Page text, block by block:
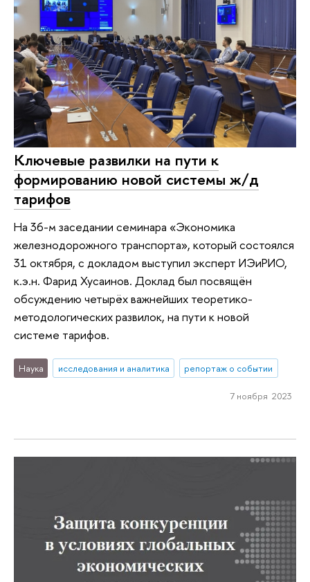
Ключевые развилки на пути к
формированию новой системы ж/д
тарифов
На 36-м заседании семинара «Экономика
железнодорожного транспорта», который состоялся
31 октября, с докладом выступил эксперт ИЭиРИО,
к.э.н. Фарид Хусаинов. Доклад был посвящён
обсуждению четырёх важнейших теоретико-
методологических развилок, на пути к новой
системе тарифов.
Наука исследования и аналитика репортаж о событии
7 ноября 2023